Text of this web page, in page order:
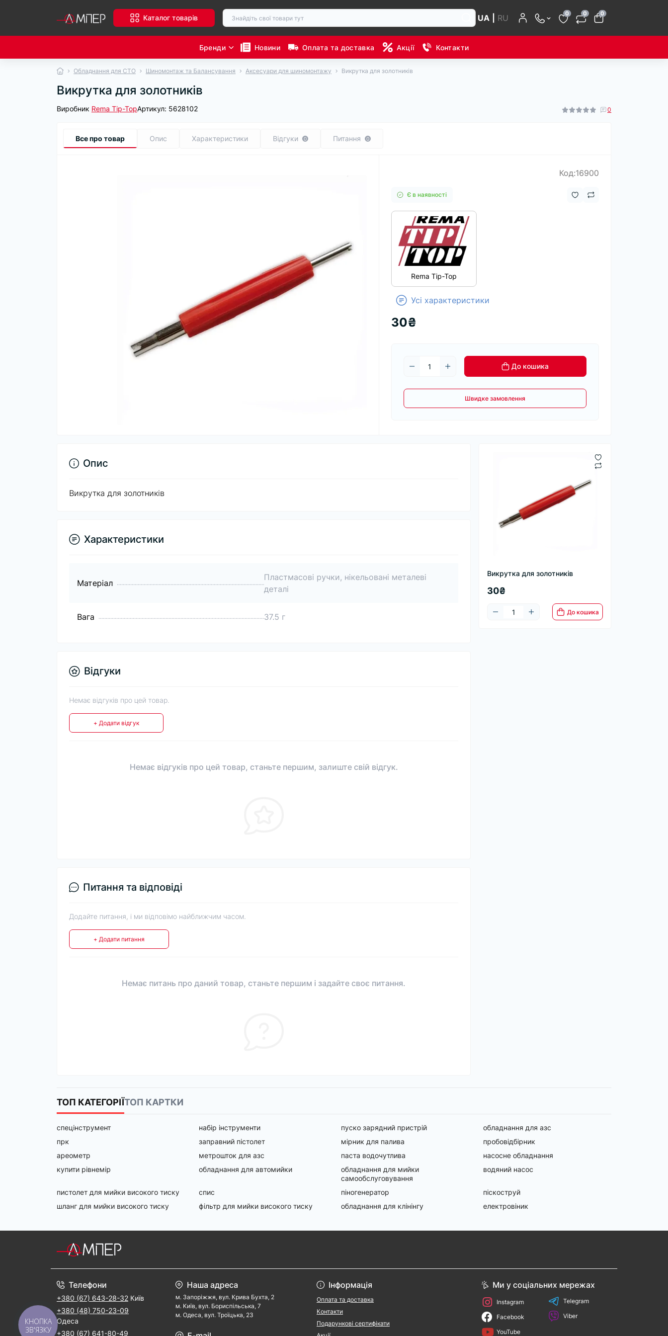
Каталог товарів UA RU 0 0 0
Бренди Новини Оплата та доставка Акції Контакти
Обладнання для СТО Шиномонтаж та Балансування Аксесуари для шиномонтажу Викрутка для золотників
Викрутка для золотників
Виробник Rema Tip-TopАртикул: 5628102 0
Все про товар Опис Характеристики Відгуки 0 Питання 0
Код:16900
Є в наявності
Rema Tip-Top
Усі характеристики
30₴
До кошика
Швидке замовлення
Викрутка для золотників
30₴
До кошика
Опис
Викрутка для золотників
Характеристики
Матеріал
Пластмасові ручки, нікельовані металеві
деталі
Вага 37.5 г
Відгуки
Немає відгуків про цей товар.
+ Додати відгук
Немає відгуків про цей товар, станьте першим, залиште свій відгук.
Питання та відповіді
Додайте питання, і ми відповімо найближчим часом.
+ Додати питання
Немає питань про даний товар, станьте першим і задайте своє питання.
ТОП КАТЕГОРІЇТОП КАРТКИ
спецінструмент набір інструменти пуско зарядний пристрій
обладнання для азс
прк
заправний пістолет мірник для палива
пробовідбірник
ареометр
метрошток для азс паста водочутлива
насосне обладнання
купити рівнемір
обладнання для автомийки
обладнання для мийки
самообслуговування
водяний насос
пистолет для мийки високого тиску спис піногенератор
піскоструй
шланг для мийки високого тиску
фільтр для мийки високого тиску обладнання для клінінгу електровіник
Телефони
+380 (67) 643-28-32 Київ
+380 (48) 750-23-09
Одеса
+380 (67) 641-80-49
Наша адреса
м. Запорiжжя, вул. Крива Бухта, 2
м. Kиїв, вул. Бориспільська, 7
м. Одеса, вул. Троїцька, 23
Інформація
Оплата та доставка
Контакти
Подарункові сертифікати
Ми у соціальних мережах
Instagram
Facebook
YouTube
Telegram
Viber
КНОПКА
ЗВ'ЯЗКУ